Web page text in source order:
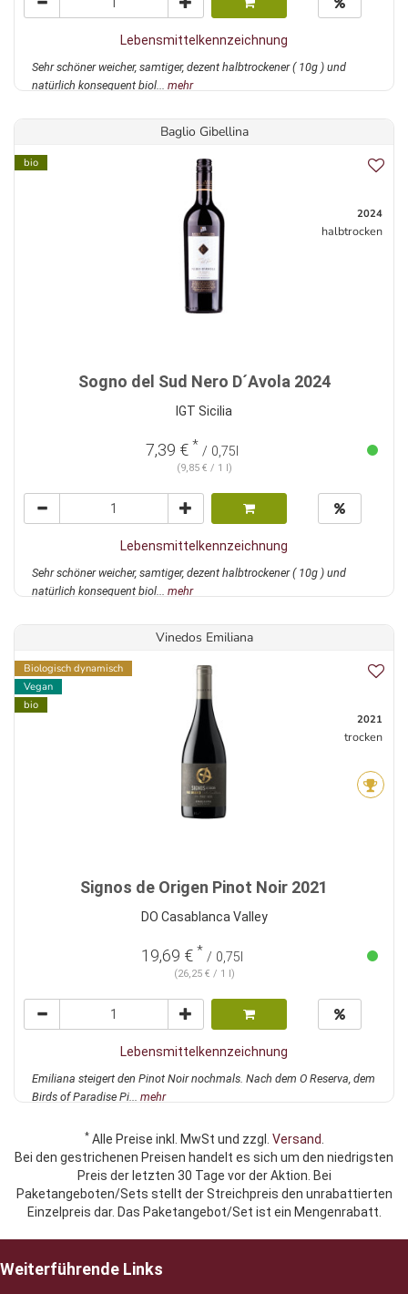
Lebensmittelkennzeichnung
Sehr schöner weicher, samtiger, dezent halbtrockener ( 10g ) und
natürlich konsequent biol... mehr
Baglio Gibellina
bio
2024
halbtrocken
Sogno del Sud Nero D´Avola 2024
IGT Sicilia
7,39 € * / 0,75l
(9,85 € / 1 l)
Lebensmittelkennzeichnung
Sehr schöner weicher, samtiger, dezent halbtrockener ( 10g ) und
natürlich konsequent biol... mehr
Vinedos Emiliana
Biologisch dynamisch
Vegan
bio
2021
trocken
Signos de Origen Pinot Noir 2021
DO Casablanca Valley
19,69 € * / 0,75l
(26,25 € / 1 l)
Lebensmittelkennzeichnung
Emiliana steigert den Pinot Noir nochmals. Nach dem O Reserva, dem
Birds of Paradise Pi... mehr
*Alle Preise inkl. MwSt und zzgl. Versand.
Bei den gestrichenen Preisen handelt es sich um den niedrigsten
Preis der letzten 30 Tage vor der Aktion. Bei
Paketangeboten/Sets stellt der Streichpreis den unrabattierten
Einzelpreis dar. Das Paketangebot/Set ist ein Mengenrabatt.
Weiterführende Links